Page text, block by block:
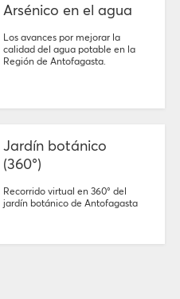
Arsénico en el agua
Los avances por mejorar la
calidad del agua potable en la
Región de Antofagasta.
Jardín botánico
(360°)
Recorrido virtual en 360° del
jardín botánico de Antofagasta